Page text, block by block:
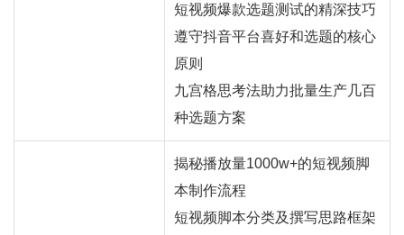
短视频爆款选题测试的精深技巧
遵守抖音平台喜好和选题的核心
原则
九宫格思考法助力批量生产几百
种选题方案
揭秘播放量1000w+的短视频脚
本制作流程
短视频脚本分类及撰写思路框架